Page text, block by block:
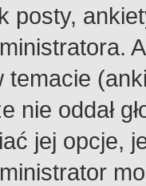
posty,
temacie
nie oddał
jej opcje,